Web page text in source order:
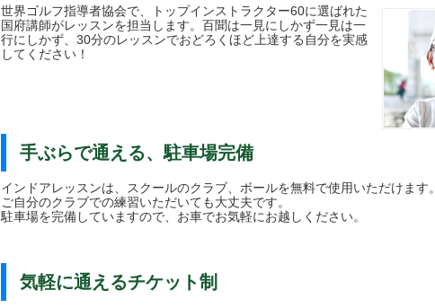
世界ゴルフ指導者協会で、トップインストラクター60に選ばれた
国府講師がレッスンを担当します。百聞は一見にしかず一見は一
行にしかず、30分のレッスンでおどろくほど上達する自分を実感
してください！
手ぶらで通える、駐車場完備
インドアレッスンは、スクールのクラブ、ボールを無料で使用いただけます。
ご自分のクラブでの練習いただいても大丈夫です。
駐車場を完備していますので、お車でお気軽にお越しください。
気軽に通えるチケット制